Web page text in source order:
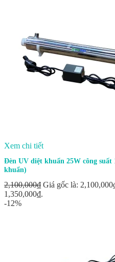
Xem chi tiết
Đèn UV diệt khuẩn 25W công
khuẩn)
2,100,000₫ Giá gốc là:
1,350,000₫.
-12%